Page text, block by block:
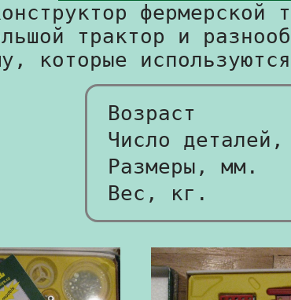
трактор и
которые
Возраст
Число
Размеры, мм.
Вес, кг.